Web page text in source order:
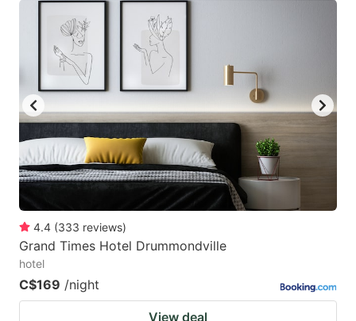
4.4 (333 reviews)
Grand Times Hotel Drummondville
hotel
C$169 /night
View deal